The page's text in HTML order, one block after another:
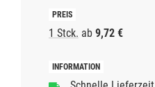
1 Stck. ab 9,72 €